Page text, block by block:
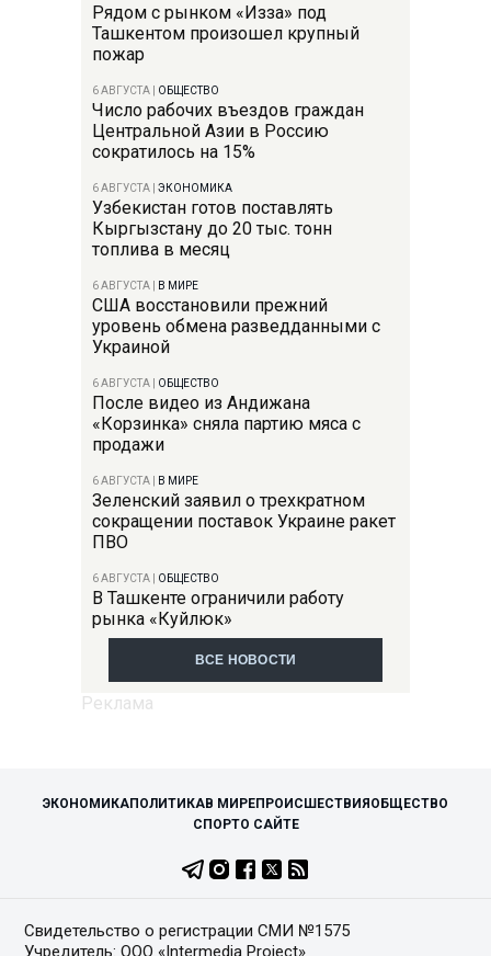
Рядом с рынком «Изза» под
Ташкентом произошел крупный
пожар
6 АВГУСТА ОБЩЕСТВО
Число рабочих въездов граждан
Центральной Азии в Россию
сократилось на 15%
6 АВГУСТА ЭКОНОМИКА
Узбекистан готов поставлять
Кыргызстану до 20 тыс. тонн
топлива в месяц
6 АВГУСТА В МИРЕ
США восстановили прежний
уровень обмена разведданными с
Украиной
6 АВГУСТА ОБЩЕСТВО
После видео из Андижана
«Корзинка» сняла партию мяса с
продажи
6 АВГУСТА В МИРЕ
Зеленский заявил о трехкратном
сокращении поставок Украине ракет
ПВО
6 АВГУСТА ОБЩЕСТВО
В Ташкенте ограничили работу
рынка «Куйлюк»
ВСЕ НОВОСТИ
ЭКОНОМИКАПОЛИТИКАВ МИРЕПРОИСШЕСТВИЯОБЩЕСТВО
СПОРТО САЙТЕ
Свидетельство о регистрации СМИ №1575
Учредитель: ООО «Intermedia Project»